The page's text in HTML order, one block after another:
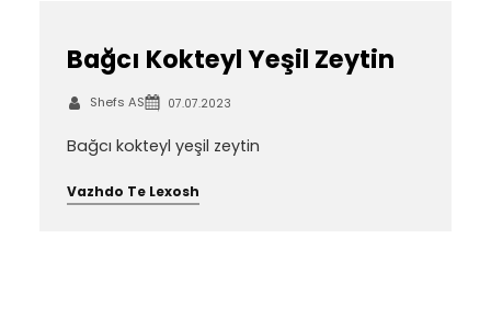
Bağcı Kokteyl Yeşil Zeytin
Shefs AS 07.07.2023
Bağcı kokteyl yeşil zeytin
Vazhdo Te Lexosh